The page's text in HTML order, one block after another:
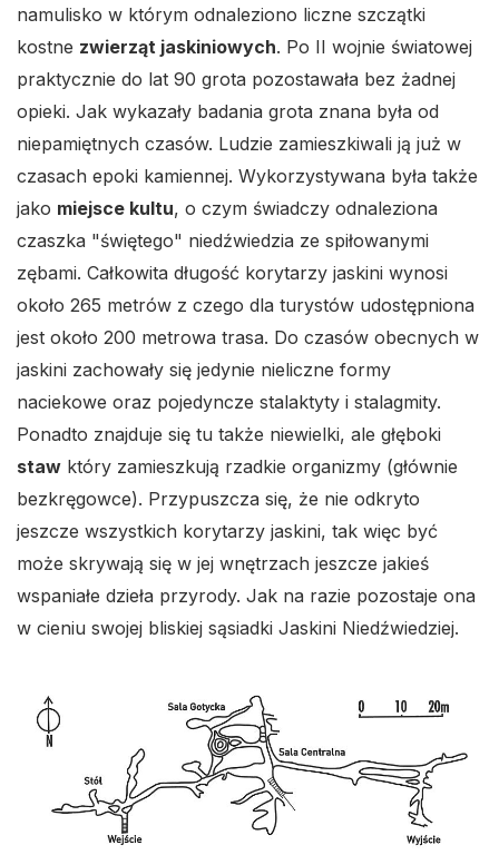
namulisko w którym odnaleziono liczne szczątki
kostne zwierząt jaskiniowych. Po II wojnie światowej
praktycznie do lat 90 grota pozostawała bez żadnej
opieki. Jak wykazały badania grota znana była od
niepamiętnych czasów. Ludzie zamieszkiwali ją już w
czasach epoki kamiennej. Wykorzystywana była także
jako miejsce kultu, o czym świadczy odnaleziona
czaszka "świętego" niedźwiedzia ze spiłowanymi
zębami. Całkowita długość korytarzy jaskini wynosi
około 265 metrów z czego dla turystów udostępniona
jest około 200 metrowa trasa. Do czasów obecnych w
jaskini zachowały się jedynie nieliczne formy
naciekowe oraz pojedyncze stalaktyty i stalagmity.
Ponadto znajduje się tu także niewielki, ale głęboki
staw który zamieszkują rzadkie organizmy (głównie
bezkręgowce). Przypuszcza się, że nie odkryto
jeszcze wszystkich korytarzy jaskini, tak więc być
może skrywają się w jej wnętrzach jeszcze jakieś
wspaniałe dzieła przyrody. Jak na razie pozostaje ona
w cieniu swojej bliskiej sąsiadki Jaskini Niedźwiedziej.